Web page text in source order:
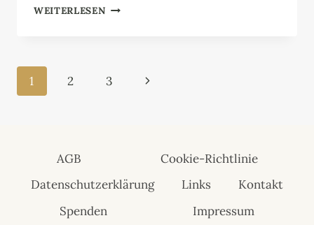
WEITERLESEN HORNISSE
Seitennavigation
1 2 3
Nächste
AGB
Cookie-Richtlinie
Datenschutzerklärung
Links
Kontakt
Spenden
Impressum